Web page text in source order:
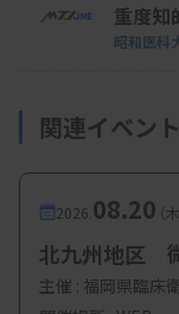
重度
昭和医科
関連イベン
2026. 08.20（木
北九州地区
主催 : 福岡県臨床